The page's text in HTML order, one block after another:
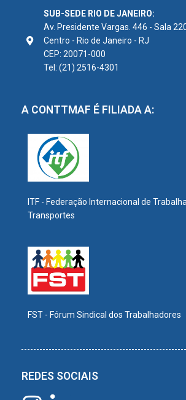
SUB-SEDE RIO DE JANEIRO:
Av. Presidente Vargas. 446 - Sala
Centro - Rio de Janeiro - RJ
CEP: 20071-000
Tel: (21) 2516-4301
A CONTTMAF É FILIADA A:
ITF - Federação Internacional de
Transportes
FST - Fórum Sindical dos Trabalhadores
REDES SOCIAIS